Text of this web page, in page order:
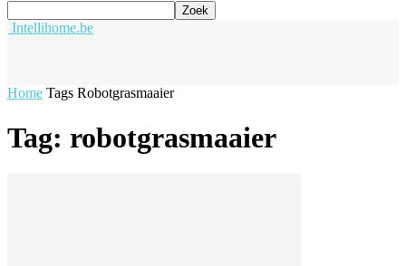
Intellihome.be
Home Tags Robotgrasmaaier
Tag: robotgrasmaaier